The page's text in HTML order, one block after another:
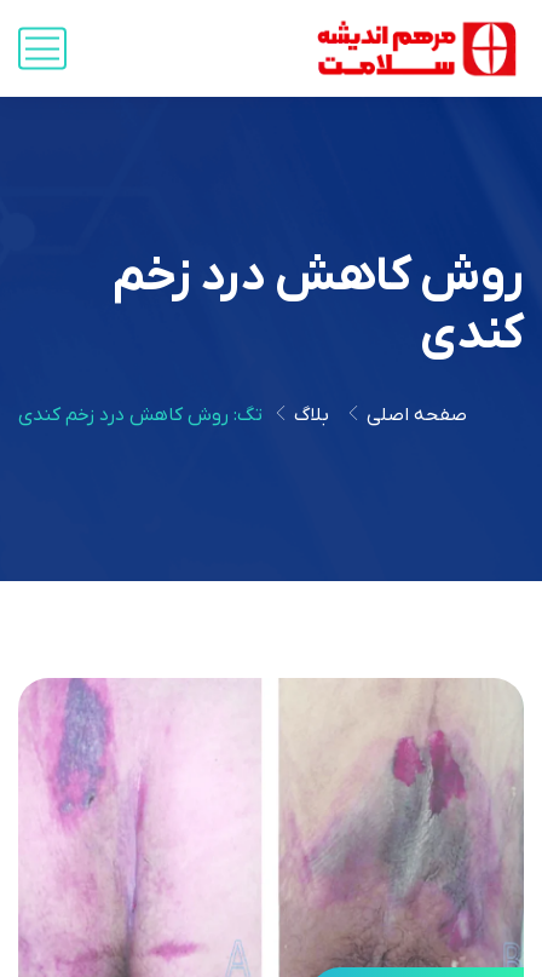
روش کاهش درد زخم
کندی
صفحه اصلی بلاگ تگ: روش کاهش درد زخم کندی